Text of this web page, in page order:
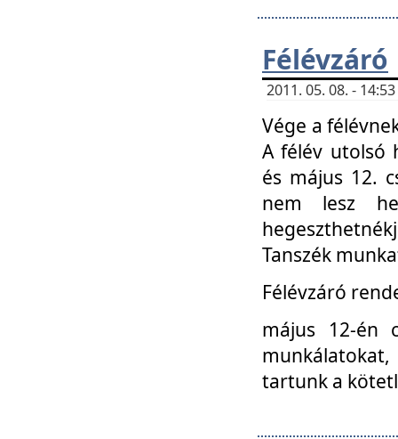
Félévzáró
2011. 05. 08. -
Vége a
A félév utolsó
és május 12.
nem lesz
Tanszék
Félévzáró
május 12-én
tartunk a